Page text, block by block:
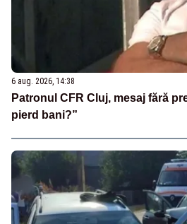
6 aug. 2026, 14:38
Patronul CFR Cluj, mesaj fără
pierd bani?”